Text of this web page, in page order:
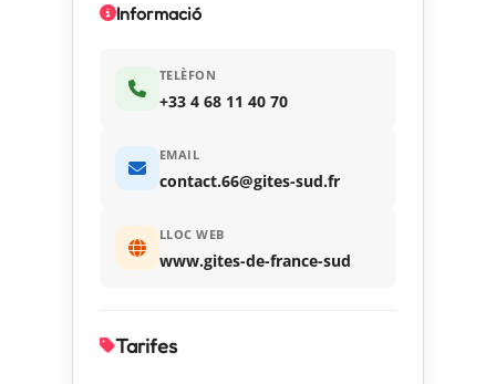
Informació
TELÈFON
+33 4 68 11 40 70
EMAIL
contact.66@gites-sud.fr
LLOC WEB
www.gites-de-france-sud
Tarifes